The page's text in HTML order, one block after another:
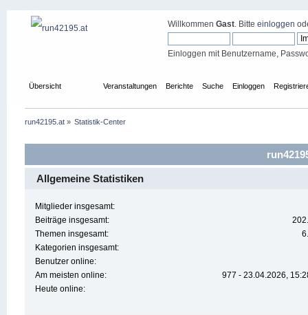
Willkommen Gast. Bitte einloggen
Einloggen mit Benutzername,
Übersicht Veranstaltungen Berichte Suche Einloggen
run42195.at » Statistik-Center
Allgemeine Statistiken
Mitglieder insgesamt:
Beiträge insgesamt:
Themen insgesamt:
Kategorien insgesamt:
Benutzer online:
Am meisten online:
977 - 23.04.2026,
Heute online: